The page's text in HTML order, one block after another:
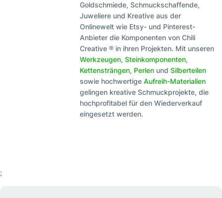
Goldschmiede, Schmuckschaffende,
Juweliere und Kreative aus der
Onlinewelt wie Etsy- und Pinterest-
Anbieter die Komponenten von Chili
Creative ® in ihren Projekten. Mit unseren
Werkzeugen,Steinkomponenten,
Kettensträngen, Perlen undSilberteilen
sowie hochwertigeAufreih-Materialien
gelingen kreative Schmuckprojekte, die
hochprofitabel für den Wiederverkauf
eingesetzt werden.
;